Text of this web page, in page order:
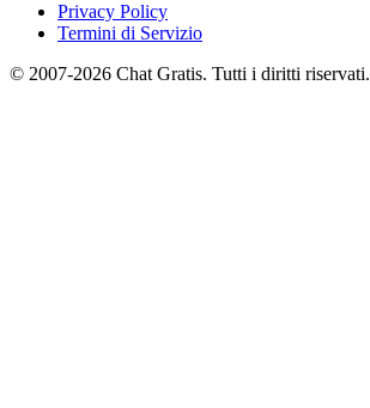
Privacy Policy
Termini di Servizio
© 2007-2026 Chat Gratis. Tutti i diritti riservati.